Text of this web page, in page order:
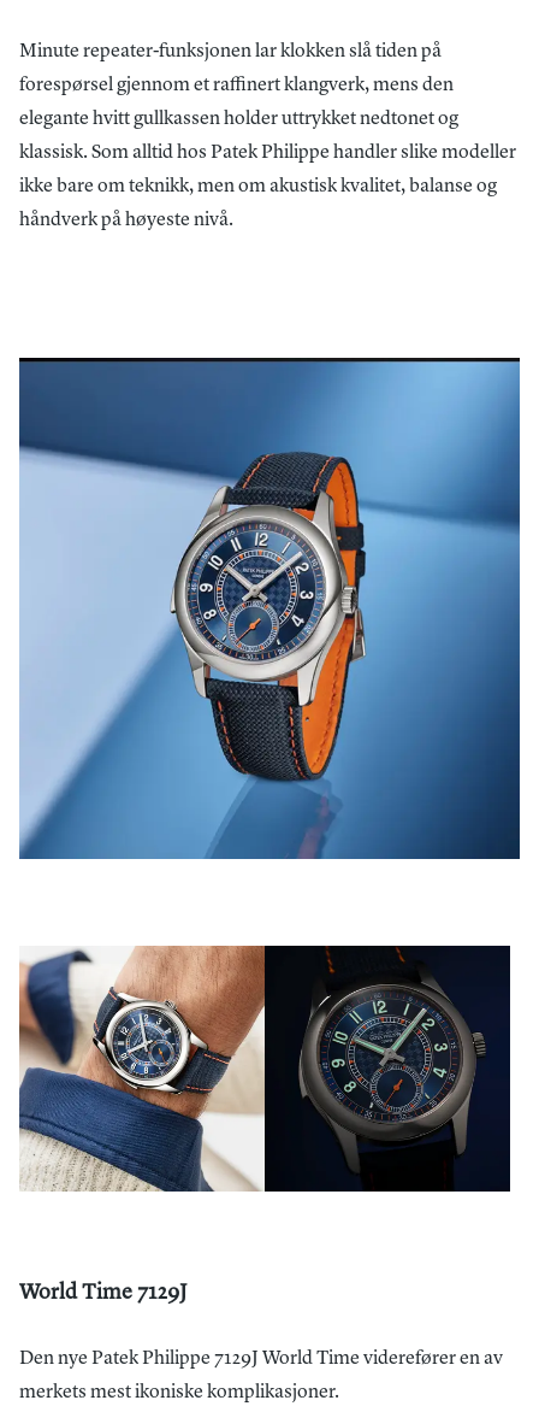
Minute repeater-funksjonen lar klokken slå tiden på
forespørsel gjennom et raffinert klangverk, mens den
elegante hvitt gullkassen holder uttrykket nedtonet og
klassisk. Som alltid hos Patek Philippe handler slike modeller
ikke bare om teknikk, men om akustisk kvalitet, balanse og
håndverk på høyeste nivå.
World Time 7129J
Den nye Patek Philippe 7129J World Time viderefører en av
merkets mest ikoniske komplikasjoner.